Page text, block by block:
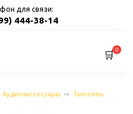
для связи:
444-38-14
0
Аудиоакссесуары Тангенты